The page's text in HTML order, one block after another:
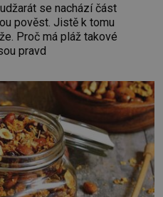
se nachází část
pověst. Jistě k tomu
Proč má pláž takové
Nakolik jsou pravd